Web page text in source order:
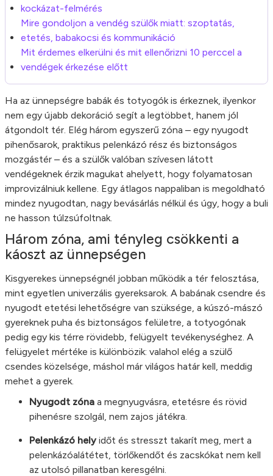
kockázat-felmérés
Mire gondoljon a vendég szülők miatt: szoptatás,
etetés, babakocsi és kommunikáció
Mit érdemes elkerülni és mit ellenőrizni 10 perccel a
vendégek érkezése előtt
Ha az ünnepségre babák és totyogók is érkeznek, ilyenkor
nem egy újabb dekoráció segít a legtöbbet, hanem jól
átgondolt tér. Elég három egyszerű zóna – egy nyugodt
pihenősarok, praktikus pelenkázó rész és biztonságos
mozgástér – és a szülők valóban szívesen látott
vendégeknek érzik magukat ahelyett, hogy folyamatosan
improvizálniuk kellene. Egy átlagos nappaliban is megoldható
mindez nyugodtan, nagy bevásárlás nélkül és úgy, hogy a buli
ne hasson túlzsúfoltnak.
Három zóna, ami tényleg csökkenti a
káoszt az ünnepségen
Kisgyerekes ünnepségnél jobban működik a tér felosztása,
mint egyetlen univerzális gyereksarok. A babának csendre és
nyugodt etetési lehetőségre van szüksége, a kúszó-mászó
gyereknek puha és biztonságos felületre, a totyogónak
pedig egy kis térre rövidebb, felügyelt tevékenységhez. A
felügyelet mértéke is különbözik: valahol elég a szülő
csendes közelsége, máshol már világos határ kell, meddig
mehet a gyerek.
Nyugodt zóna a megnyugvásra, etetésre és rövid
pihenésre szolgál, nem zajos játékra.
Pelenkázó helyidőt és stresszt takarít meg, mert a
pelenkázóalátétet, törlőkendőt és zacskókat nem kell
az utolsó pillanatban keresgélni.